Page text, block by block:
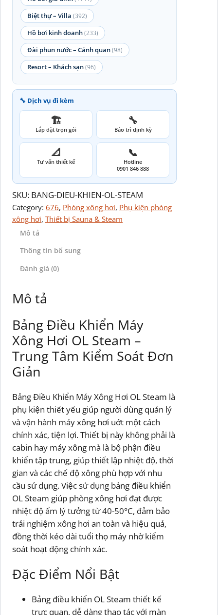
Biệt thự – Villa (392)
Hồ bơi kinh doanh(233)
Đài phun nước – Cảnh quan(98)
Resort – Khách sạn(96)
🔧 Dịch vụ đi kèm
🏗️
Lắp đặt trọn gói
🔧
Bảo trì định kỳ
📐
Tư vấn thiết kế
📞
Hotline
0901 846 888
SKU: BANG-DIEU-KHIEN-OL-STEAM
Category: 676, Phòng xông hơi, Phụ kiện phòng
xông hơi, Thiết bị Sauna & Steam
Mô tả
Thông tin bổ sung
Đánh giá (0)
Mô tả
Bảng Điều Khiển Máy
Xông Hơi OL Steam –
Trung Tâm Kiểm Soát Đơn
Giản
Bảng Điều Khiển Máy Xông Hơi OL Steam là
phụ kiện thiết yếu giúp người dùng quản lý
và vận hành máy xông hơi uớt một cách
chính xác, tiện lợi. Thiết bị này không phải là
cabin hay máy xông mà là bộ phận điều
khiển tập trung, giúp thiết lập nhiệt độ, thời
gian và các chế độ xông phù hợp với nhu
cầu sử dụng. Việc sử dụng bảng điều khiển
OL Steam giúp phòng xông hơi đạt được
nhiệt độ ẩm lý tưởng từ 40-50°C, đảm bảo
trải nghiệm xông hơi an toàn và hiệu quả,
đồng thời kéo dài tuổi thọ máy nhờ kiểm
soát hoạt động chính xác.
Đặc Điểm Nổi Bật
Bảng điều khiển OL Steam thiết kế
trực quan, dễ dàng thao tác với màn